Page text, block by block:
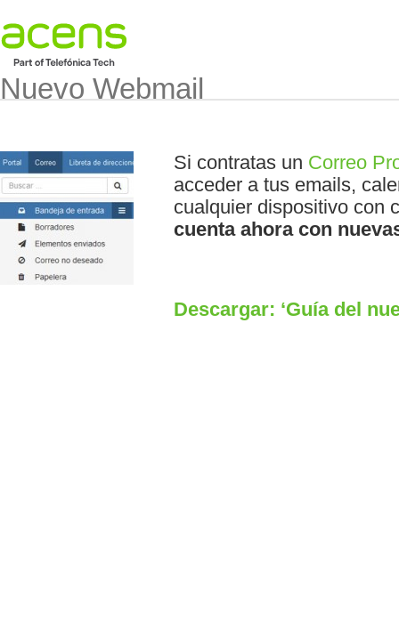
Nuevo Webmail
Si contratas un Correo
acceder a tus emails,
cualquier dispositivo con
cuenta ahora con
Descargar: ‘Guía del